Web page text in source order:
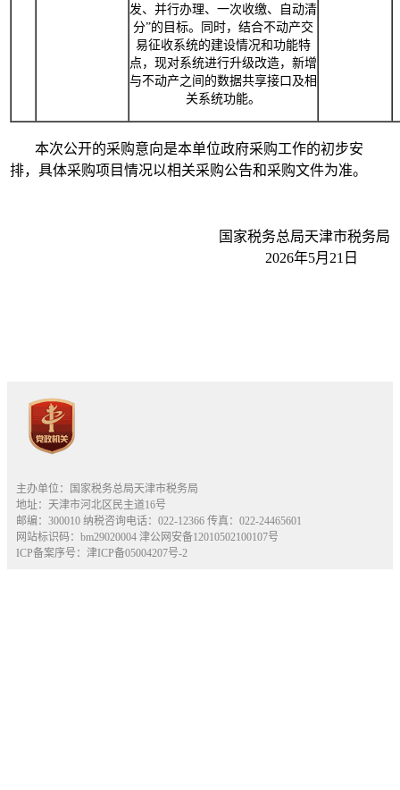
发、并行办理、一次收缴、自动清
分”的目标。同时，结合不动产交
易征收系统的建设情况和功能特
点，现对系统进行升级改造，新增
与不动产之间的数据共享接口及相
关系统功能。
本次公开的采购意向是本单位政府采购工作的初步安
排，具体采购项目情况以相关采购公告和采购文件为准。
国家税务总局天津市税务局
2026年5月21日
主办单位：国家税务总局天津市税务局
地址：天津市河北区民主道16号
邮编：300010 纳税咨询电话：022-12366 传真：022-24465601
网站标识码：bm29020004 津公网安备12010502100107号
ICP备案序号：津ICP备05004207号-2